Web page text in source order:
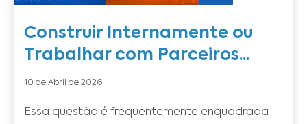
Construir Internamente ou
Trabalhar com Parceiros...
10 de Abril de 2026
Essa questão é frequentemente enquadrada